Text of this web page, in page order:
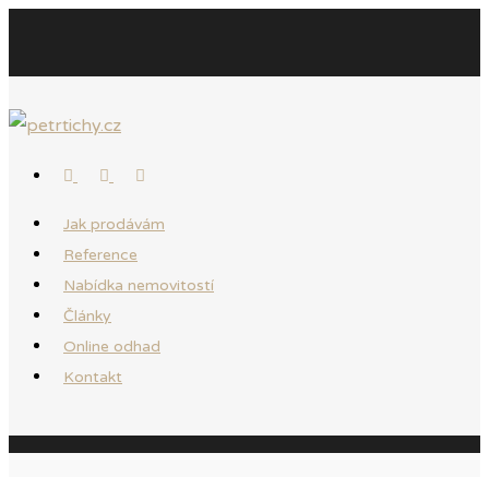
Jak prodávám
Reference
Nabídka nemovitostí
Články
Online odhad
Kontakt